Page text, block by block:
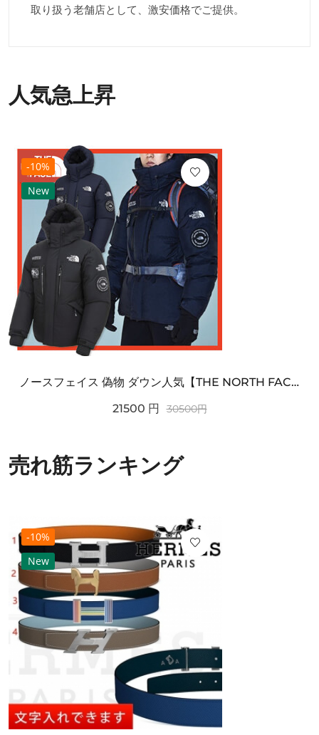
取り扱う老舗店として、激安価格でご提供。
人気急上昇
-10%
New
ノースフェイス 偽物 ダウン人気【THE NORTH FACE】M'S 7 SUMMIT HIM...
21500 円 30500円
売れ筋ランキング
-10%
New